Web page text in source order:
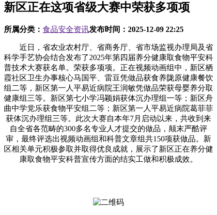
新区正在这项省级大赛中荣获多项项
所属分类： 食品安全资讯发布时间： 2025-12-09 22:25
近日，省农业农村厅、省商务厅、省市场监视办理局及省
科学手艺协会结合发布了2025年第四届养分健康取食物平安科
普技术大赛获名单。荣获多项项。正在视频动画组中，新区栖
霞社区卫生办事核心马国平、雷豆凭做品获食养陇原健康餐饮
组二等，新区第一人平易近病院王润敏凭做品荣获母婴养分取
健康组三等。新区第七小学冯颖娟获体沉办理组一等；新区舟
曲中学党乐获食物平安组二等；新区第一人平易近病院葛菲菲
获体沉办理组三等。此次大赛自本年7月启动以来，共收到来
自全省各范畴的300多名专业人才提交的做品，颠末严酷评
审，最终评选出视频动画组和科普文章组共150项获做品。新
区相关单元积极参取并取得优良成就，展示了新区正在养分健
康取食物平安科普宣传方面的结实工做和积极成效。